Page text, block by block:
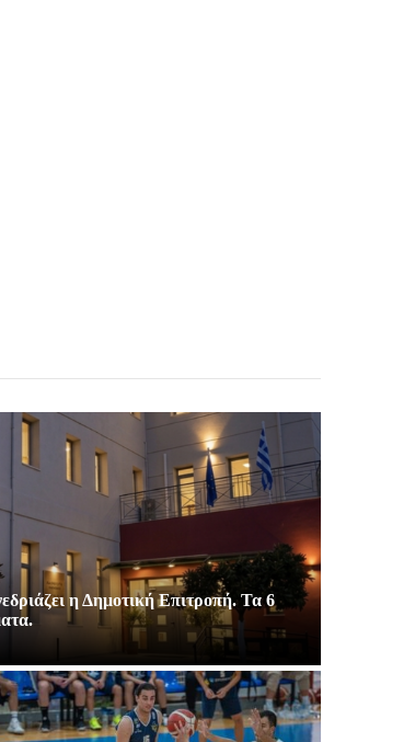
η Δημοτική Επιτροπή. Τα 6